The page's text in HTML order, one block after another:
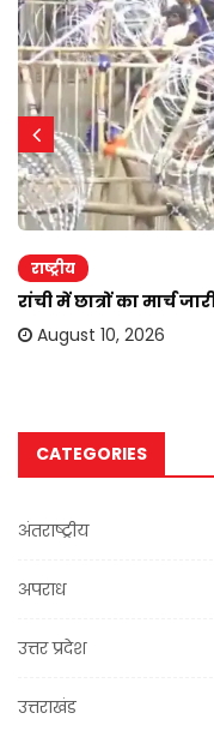
राष्ट्रीय
रांची में छात्रों का मार्च
August 10, 2026
CATEGORIES
अंतराष्ट्रीय
अपराध
उत्तर प्रदेश
उत्तराखंड